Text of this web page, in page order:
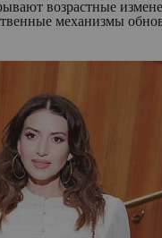
возрастные
механизмы